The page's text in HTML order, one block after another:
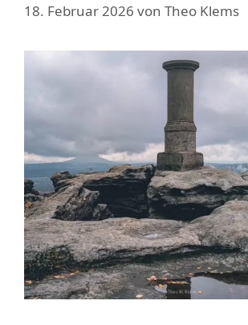
18. Februar 2026 von Theo Klems